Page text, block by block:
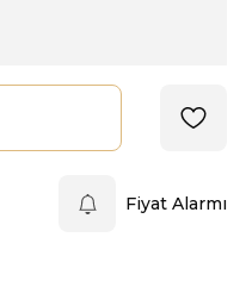
Fiyat Alarmı